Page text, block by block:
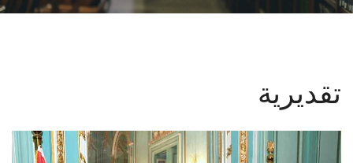
البحث العلمي
الأنظمة الذكية
تقديرية